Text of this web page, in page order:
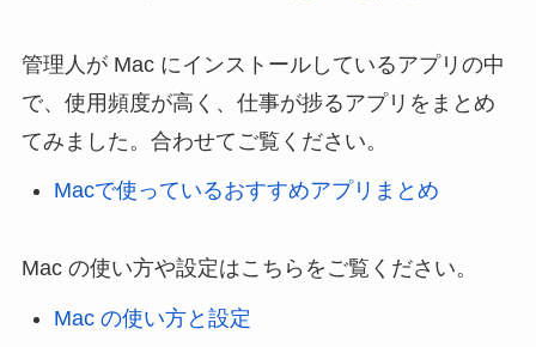
管理人が Mac にインストールしているアプリの中
で、使用頻度が高く、仕事が捗るアプリをまとめ
てみました。合わせてご覧ください。
Macで使っているおすすめアプリまとめ
Mac の使い方や設定はこちらをご覧ください。
Mac の使い方と設定